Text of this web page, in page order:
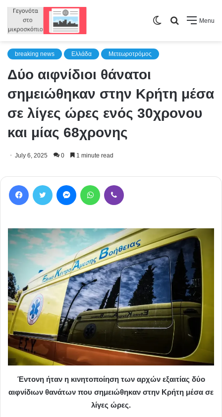
Menu
Search
Switch
breaking news Ελλάδα Μετεωροτρόμος
Δύο αιφνίδιοι θάνατοι
σημειώθηκαν στην Κρήτη μέσα
σε λίγες ώρες ενός 30χρονου
και μίας 68χρονης
July 6, 2025 0 1 minute read
Facebook Twitter MessengerWhatsApp
Έντονη ήταν η κινητοποίηση των αρχών εξαιτίας δύο
αιφνίδιων θανάτων που σημειώθηκαν στην Κρήτη μέσα σε
λίγες ώρες.